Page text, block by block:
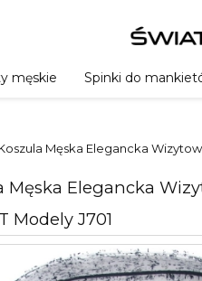
męskie Spinki do
Męska Elegancka
Męska Elegancka
Modely J701